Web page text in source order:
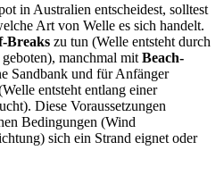
in Australien entscheidest, solltest
Art von Welle es sich handelt.
Breaks zu tun (Welle entsteht durch
manchmal mit Beach-
Sandbank und für Anfänger
entsteht entlang einer
Diese Voraussetzungen
Bedingungen (Wind
sich ein Strand eignet oder